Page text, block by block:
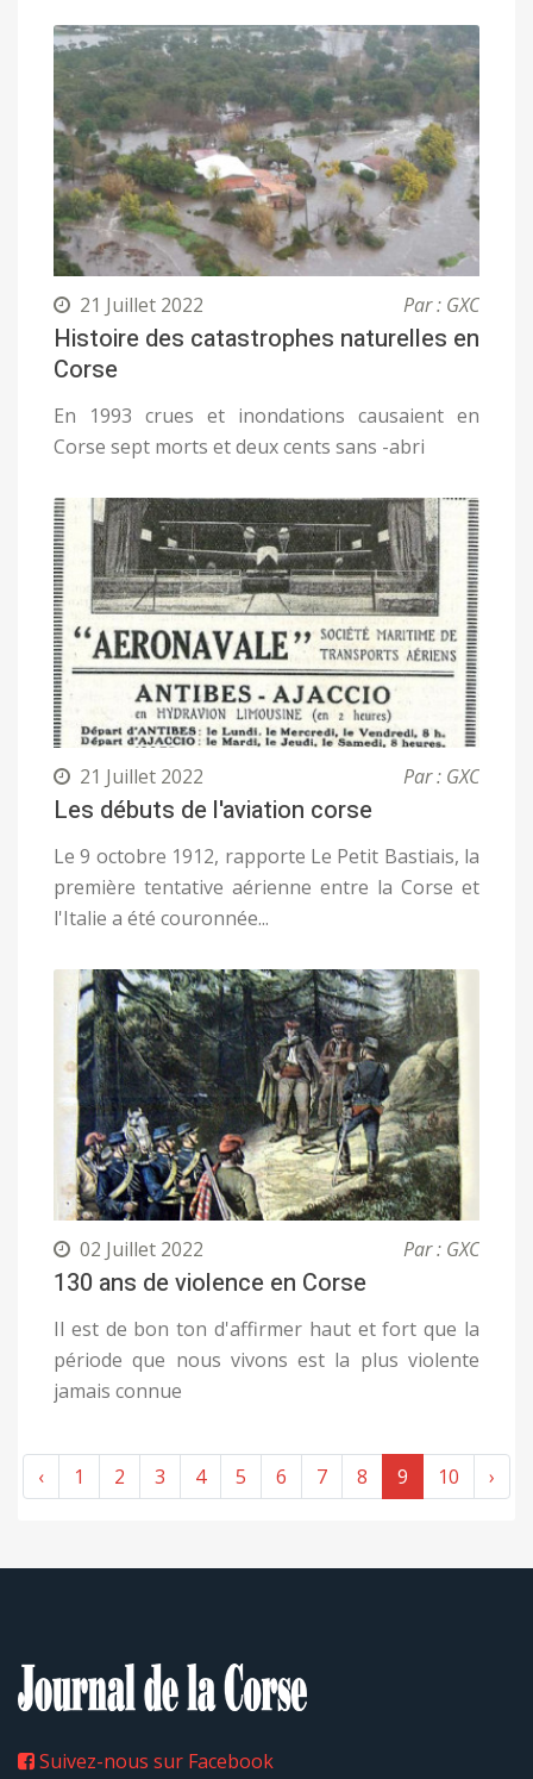
21 Juillet 2022 Par : GXC
Histoire des catastrophes naturelles en
Corse
En 1993 crues et inondations causaient en
Corse sept morts et deux cents sans -abri
21 Juillet 2022 Par : GXC
Les débuts de l'aviation corse
Le 9 octobre 1912, rapporte Le Petit Bastiais, la
première tentative aérienne entre la Corse et
l'Italie a été couronnée...
02 Juillet 2022 Par : GXC
130 ans de violence en Corse
Il est de bon ton d'affirmer haut et fort que la
période que nous vivons est la plus violente
jamais connue
‹ 1 2 3 4 5 6 7 8 9 10 ›
Suivez-nous sur Facebook